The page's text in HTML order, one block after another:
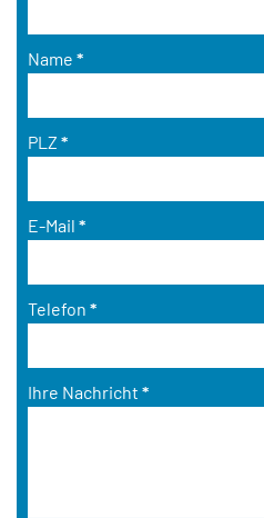
Name *
PLZ *
E-Mail *
Telefon *
Ihre Nachricht *